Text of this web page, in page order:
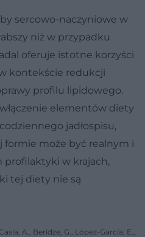
sercowo-naczyniowe w
niż w przypadku
oferuje istotne korzyści
kontekście redukcji
profilu lipidowego.
elementów diety
jadłospisu,
może być realnym i
w krajach,
tej diety nie są
A., Beridze, G., López-García, E.,